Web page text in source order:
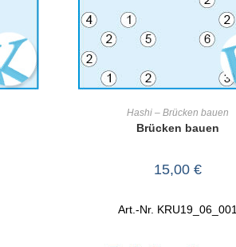
Hashi – Brücken bauen
Brücken bauen
15,00 €
Art.-Nr. KRU19_06_001